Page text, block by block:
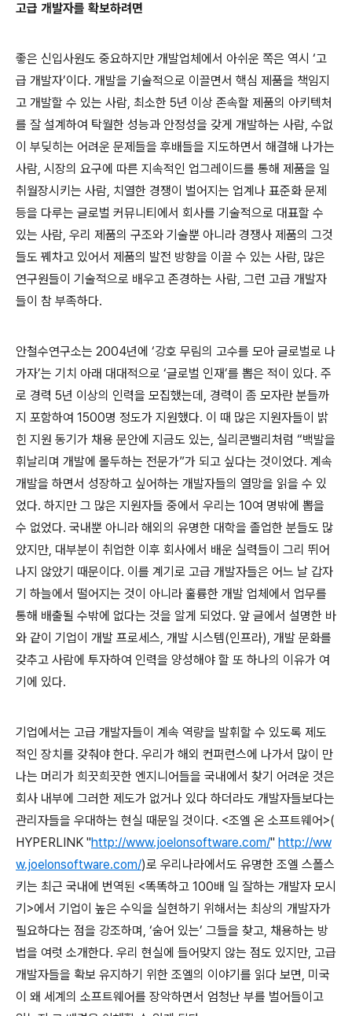
고급 개발자를 확보하려면
좋은 신입사원도 중요하지만 개발업체에서 아쉬운 쪽은 역시 ‘고
급 개발자’이다. 개발을 기술적으로 이끌면서 핵심 제품을 책임지
고 개발할 수 있는 사람, 최소한 5년 이상 존속할 제품의 아키텍처
를 잘 설계하여 탁월한 성능과 안정성을 갖게 개발하는 사람, 수없
이 부딪히는 어려운 문제들을 후배들을 지도하면서 해결해 나가는
사람, 시장의 요구에 따른 지속적인 업그레이드를 통해 제품을 일
취월장시키는 사람, 치열한 경쟁이 벌어지는 업계나 표준화 문제
등을 다루는 글로벌 커뮤니티에서 회사를 기술적으로 대표할 수
있는 사람, 우리 제품의 구조와 기술뿐 아니라 경쟁사 제품의 그것
들도 꿰차고 있어서 제품의 발전 방향을 이끌 수 있는 사람, 많은
연구원들이 기술적으로 배우고 존경하는 사람, 그런 고급 개발자
들이 참 부족하다.
안철수연구소는 2004년에 ‘강호 무림의 고수를 모아 글로벌로 나
가자’는 기치 아래 대대적으로 ‘글로벌 인재’를 뽑은 적이 있다. 주
로 경력 5년 이상의 인력을 모집했는데 , 경력이 좀 모자란 분들까
지 포함하여 1500명 정도가 지원했다. 이 때 많은 지원자들이 밝
힌 지원 동기가 채용 문안에 지금도 있는, 실리콘밸리처럼 “백발을
휘날리며 개발에 몰두하는 전문가”가 되고 싶다는 것이었다. 계속
개발을 하면서 성장하고 싶어하는 개발자들의 열망을 읽을 수 있
었다. 하지만 그 많은 지원자들 중에서 우리는 10여 명밖에 뽑을
수 없었다. 국내뿐 아니라 해외의 유명한 대학을 졸업한 분들도 많
았지만, 대부분이 취업한 이후 회사에서 배운 실력들이 그리 뛰어
나지 않았기 때문이다. 이를 계기로 고급 개발자들은 어느 날 갑자
기 하늘에서 떨어지는 것이 아니라 훌륭한 개발 업체에서 업무를
통해 배출될 수밖에 없다는 것을 알게 되었다. 앞 글에서 설명한 바
와 같이 기업이 개발 프로세스, 개발 시스템(인프라), 개발 문화를
갖추고 사람에 투자하여 인력을 양성해야 할 또 하나의 이유가 여
기에 있다.
기업에서는 고급 개발자들이 계속 역량을 발휘할 수 있도록 제도
적인 장치를 갖춰야 한다. 우리가 해외 컨퍼런스에 나가서 많이 만
나는 머리가 희끗희끗한 엔지니어들을 국내에서 찾기 어려운 것은
회사 내부에 그러한 제도가 없거나 있다 하더라도 개발자들보다는
관리자들을 우대하는 현실 때문일 것이다. <조엘 온 소프트웨어>(
HYPERLINK "http://www.joelonsoftware.com/" http://ww
w.joelonsoftware.com/)로 우리나라에서도 유명한 조엘 스폴스
키는 최근 국내에 번역된 <똑똑하고 100배 일 잘하는 개발자 모시
기 >에서 기업이 높은 수익을 실현하기 위해서는 최상의 개발자가
필요하다는 점을 강조하며, ‘숨어 있는’ 그들을 찾고, 채용하는 방
법을 여럿 소개한다. 우리 현실에 들어맞지 않는 점도 있지만, 고급
개발자들을 확보 유지하기 위한 조엘의 이야기를 읽다 보면, 미국
이 왜 세계의 소프트웨어를 장악하면서 엄청난 부를 벌어들이고